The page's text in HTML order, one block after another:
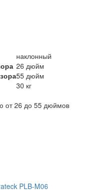
наклонный
26 дюйм
55 дюйм
30 кг
от 26 до 55 дюймов